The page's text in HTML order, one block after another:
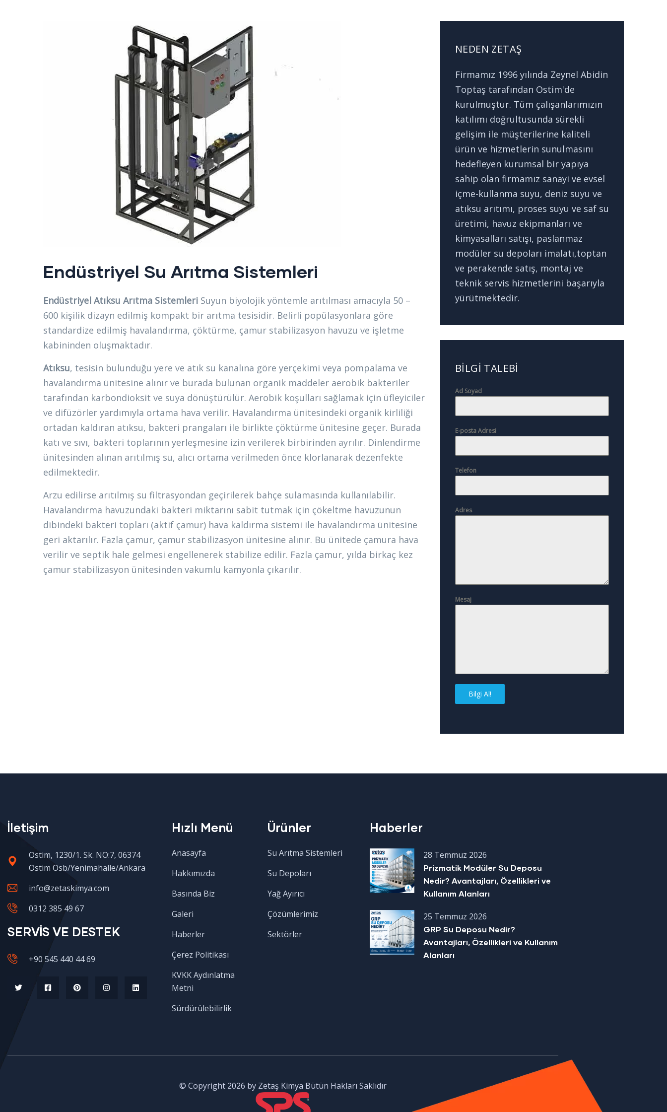
Endüstriyel Su Arıtma Sistemleri
Endüstriyel Atıksu Arıtma Sistemleri Suyun biyolojik yöntemle arıtılması amacıyla 50 –
600 kişilik dizayn edilmiş kompakt bir arıtma tesisidir. Belirli popülasyonlara göre
standardize edilmiş havalandırma, çöktürme, çamur stabilizasyon havuzu ve işletme
kabininden oluşmaktadır.
Atıksu, tesisin bulunduğu yere ve atık su kanalına göre yerçekimi veya pompalama ve
havalandırma ünitesine alınır ve burada bulunan organik maddeler aerobik bakteriler
tarafından karbondioksit ve suya dönüştürülür. Aerobik koşulları sağlamak için üfleyiciler
ve difüzörler yardımıyla ortama hava verilir. Havalandırma ünitesindeki organik kirliliği
ortadan kaldıran atıksu, bakteri prangaları ile birlikte çöktürme ünitesine geçer. Burada
katı ve sıvı, bakteri toplarının yerleşmesine izin verilerek birbirinden ayrılır. Dinlendirme
ünitesinden alınan arıtılmış su, alıcı ortama verilmeden önce klorlanarak dezenfekte
edilmektedir.
Arzu edilirse arıtılmış su filtrasyondan geçirilerek bahçe sulamasında kullanılabilir.
Havalandırma havuzundaki bakteri miktarını sabit tutmak için çökeltme havuzunun
dibindeki bakteri topları (aktif çamur) hava kaldırma sistemi ile havalandırma ünitesine
geri aktarılır. Fazla çamur, çamur stabilizasyon ünitesine alınır. Bu ünitede çamura hava
verilir ve septik hale gelmesi engellenerek stabilize edilir. Fazla çamur, yılda birkaç kez
çamur stabilizasyon ünitesinden vakumlu kamyonla çıkarılır.
NEDEN ZETAŞ
Firmamız 1996 yılında Zeynel Abidin
Toptaş tarafından Ostim'de
kurulmuştur. Tüm çalışanlarımızın
katılımı doğrultusunda sürekli
gelişim ile müşterilerine kaliteli
ürün ve hizmetlerin sunulmasını
hedefleyen kurumsal bir yapıya
sahip olan firmamız sanayi ve evsel
içme-kullanma suyu, deniz suyu ve
atıksu arıtımı, proses suyu ve saf su
üretimi, havuz ekipmanları ve
kimyasalları satışı, paslanmaz
modüler su depoları imalatı,toptan
ve perakende satış, montaj ve
teknik servis hizmetlerini başarıyla
yürütmektedir.
BILGI TALEBI
Ad Soyad
E-posta Adresi
Telefon
Adres
Mesaj
Bilgi Al!
İletişim
Ostim, 1230/1. Sk. NO:7, 06374
Ostim Osb/Yenimahalle/Ankara
info@zetaskimya.com
0312 385 49 67
SERVİS VE DESTEK
+90 545 440 44 69
Hızlı Menü
Anasayfa
Hakkımızda
Basında Biz
Galeri
Haberler
Çerez Politikası
KVKK Aydınlatma
Metni
Sürdürülebilirlik
Ürünler
Su Arıtma Sistemleri
Su Depoları
Yağ Ayırıcı
Çözümlerimiz
Sektörler
Haberler
28 Temmuz 2026
Prizmatik Modüler Su Deposu
Nedir? Avantajları, Özellikleri ve
Kullanım Alanları
25 Temmuz 2026
GRP Su Deposu Nedir?
Avantajları, Özellikleri ve Kullanım
Alanları
© Copyright 2026 by Zetaş Kimya Bütün Hakları Saklıdır